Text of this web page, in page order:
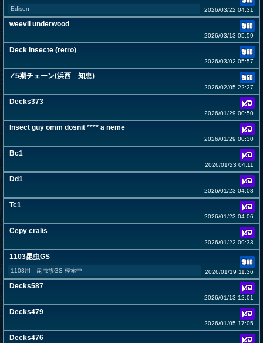
Edison 2026/03/22 04:31
weevil underwood
2026/03/13 05:59
Deck insecte (retro)
2026/03/02 05:57
✓5期チェーン(浜西 知恵)
2026/02/05 22:27
Decks373
2026/01/29 00:50
Insect guy omm dosnit **** a neme
2026/01/29 00:30
Bc1
2026/01/23 04:11
Dd1
2026/01/23 04:08
Tc1
2026/01/23 04:06
Cepy cralis
2026/01/22 09:33
1103昆虫GS
1103用 昆虫族GS 模索中 2026/01/19 11:36
Decks587
2026/01/13 12:01
Decks479
2026/01/05 17:05
Decks476